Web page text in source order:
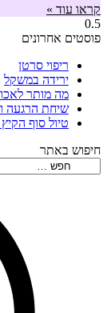
קראו עוד »
פוסטים אחרונים
ריפוי סרטן
ירידה במשקל
מה מותר
שיחת הרגעה
טיול סוף הקיץ
חיפוש באתר
Search: